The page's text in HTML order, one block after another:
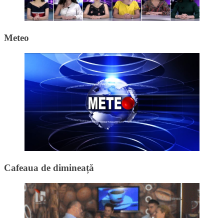
Meteo
Cafeaua de dimineață